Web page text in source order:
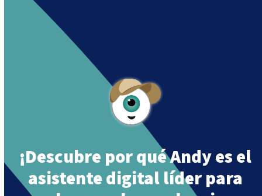
Andy is an assistant created by Intowin following
their mission
.
¡Descubre por qué Andy es el
asistente digital líder para